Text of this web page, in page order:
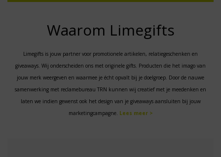
Waarom Limegifts
Limegifts is jouw partner voor promotionele artikelen, relatiegeschenken en
giveaways. Wij onderscheiden ons met originele gifts. Producten die het imago van
jouw merk weergeven en waarmee je écht opvalt bij je doelgroep. Door de nauwe
samenwerking met reclamebureau TRN kunnen wij creatief met je meedenken en
laten we indien gewenst ook het design van je giveaways aansluiten bij jouw
marketingcampagne. Lees meer >